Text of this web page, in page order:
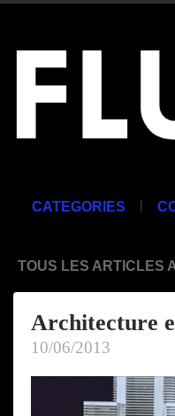
CATEGORIES |
TOUS LES ARTICLES
Architecture
10/06/2013